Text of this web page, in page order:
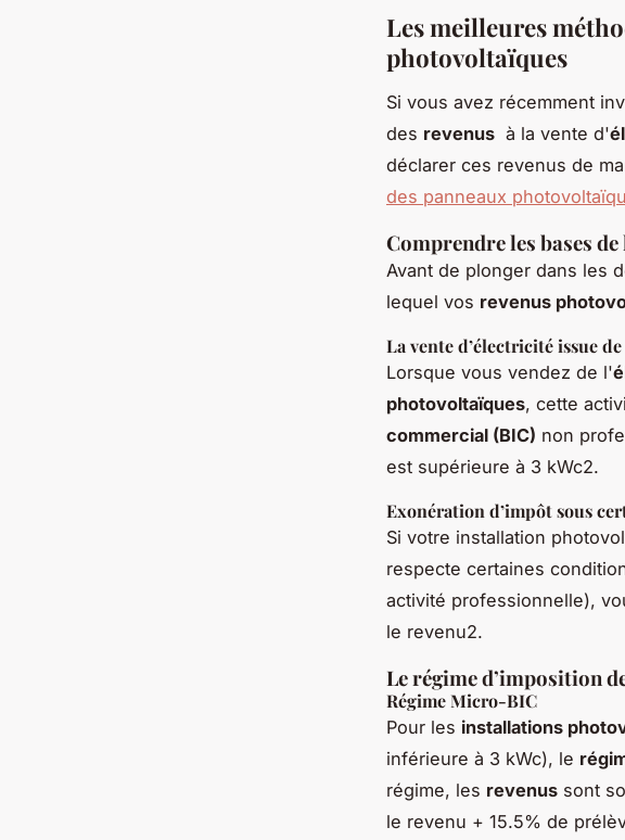
Les meilleures
photovoltaïques
Si vous avez récemment
des revenus à la vente d'
déclarer ces revenus de
des panneaux
Comprendre les bases
Avant de plonger dans les
lequel vos revenus
La vente d’électricité issue
Lorsque vous vendez de l'
photovoltaïques, cette
commercial (BIC) non
est supérieure à 3 kWc2.
Exonération d’impôt sous
Si votre installation
respecte certaines
activité professionnelle),
le revenu2.
Le régime d’imposition
Régime Micro-BIC
Pour les installations
inférieure à 3 kWc), le
régime, les revenus sont
le revenu + 15.5% de